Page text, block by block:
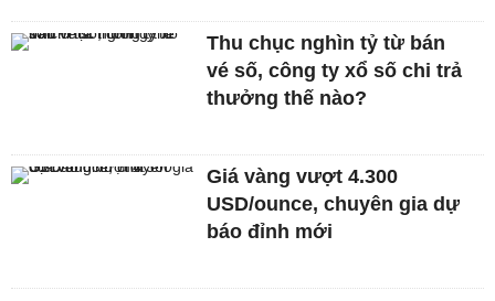
Thu chục nghìn tỷ từ bán
vé số, công ty xổ số chi trả
thưởng thế nào?
Giá vàng vượt 4.300
USD/ounce, chuyên gia dự
báo đỉnh mới